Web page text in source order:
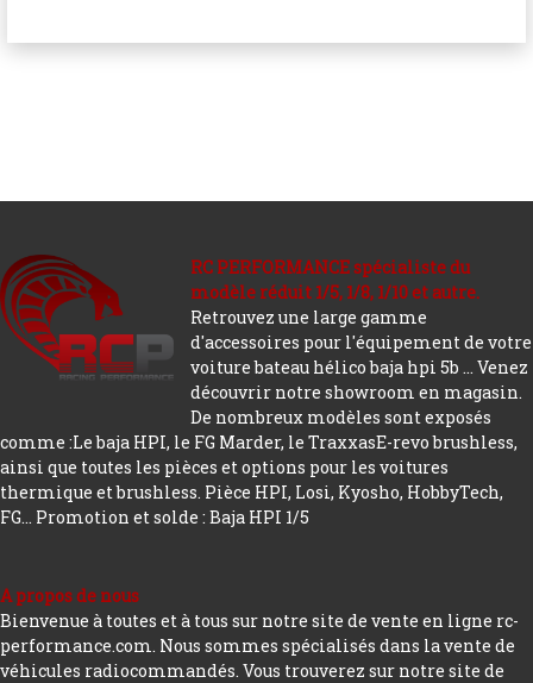
RC PERFORMANCE spécialiste du
modèle réduit 1/5, 1/8, 1/10 et autre.
Retrouvez une large gamme
d'accessoires pour l'équipement de votre
voiture bateau hélico baja hpi 5b ... Venez
découvrir notre showroom en magasin.
De nombreux modèles sont exposés
comme :Le baja HPI, le FG Marder, le TraxxasE-revo brushless,
ainsi que toutes les pièces et options pour les voitures
thermique et brushless. Pièce HPI, Losi, Kyosho, HobbyTech,
FG... Promotion et solde : Baja HPI 1/5
A propos de nous
Bienvenue à toutes et à tous sur notre site de vente en ligne rc-
performance.com. Nous sommes spécialisés dans la vente de
véhicules radiocommandés. Vous trouverez sur notre site de